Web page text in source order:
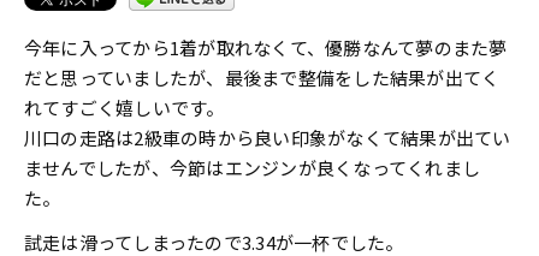
今年に入ってから1着が取れなくて、優勝なんて夢のまた夢
だと思っていましたが、最後まで整備をした結果が出てく
れてすごく嬉しいです。
川口の走路は2級車の時から良い印象がなくて結果が出てい
ませんでしたが、今節はエンジンが良くなってくれまし
た。
試走は滑ってしまったので3.34が一杯でした。